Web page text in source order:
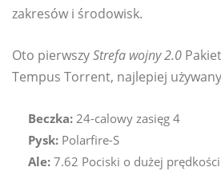
zakresów i środowisk.
Oto pierwszyStrefa wojny 2.0
Tempus Torrent, najlepiej
Beczka: 24-calowy zasięg 4
Pysk: Polarfire-S
Ale: 7.62 Pociski o dużej prędkości